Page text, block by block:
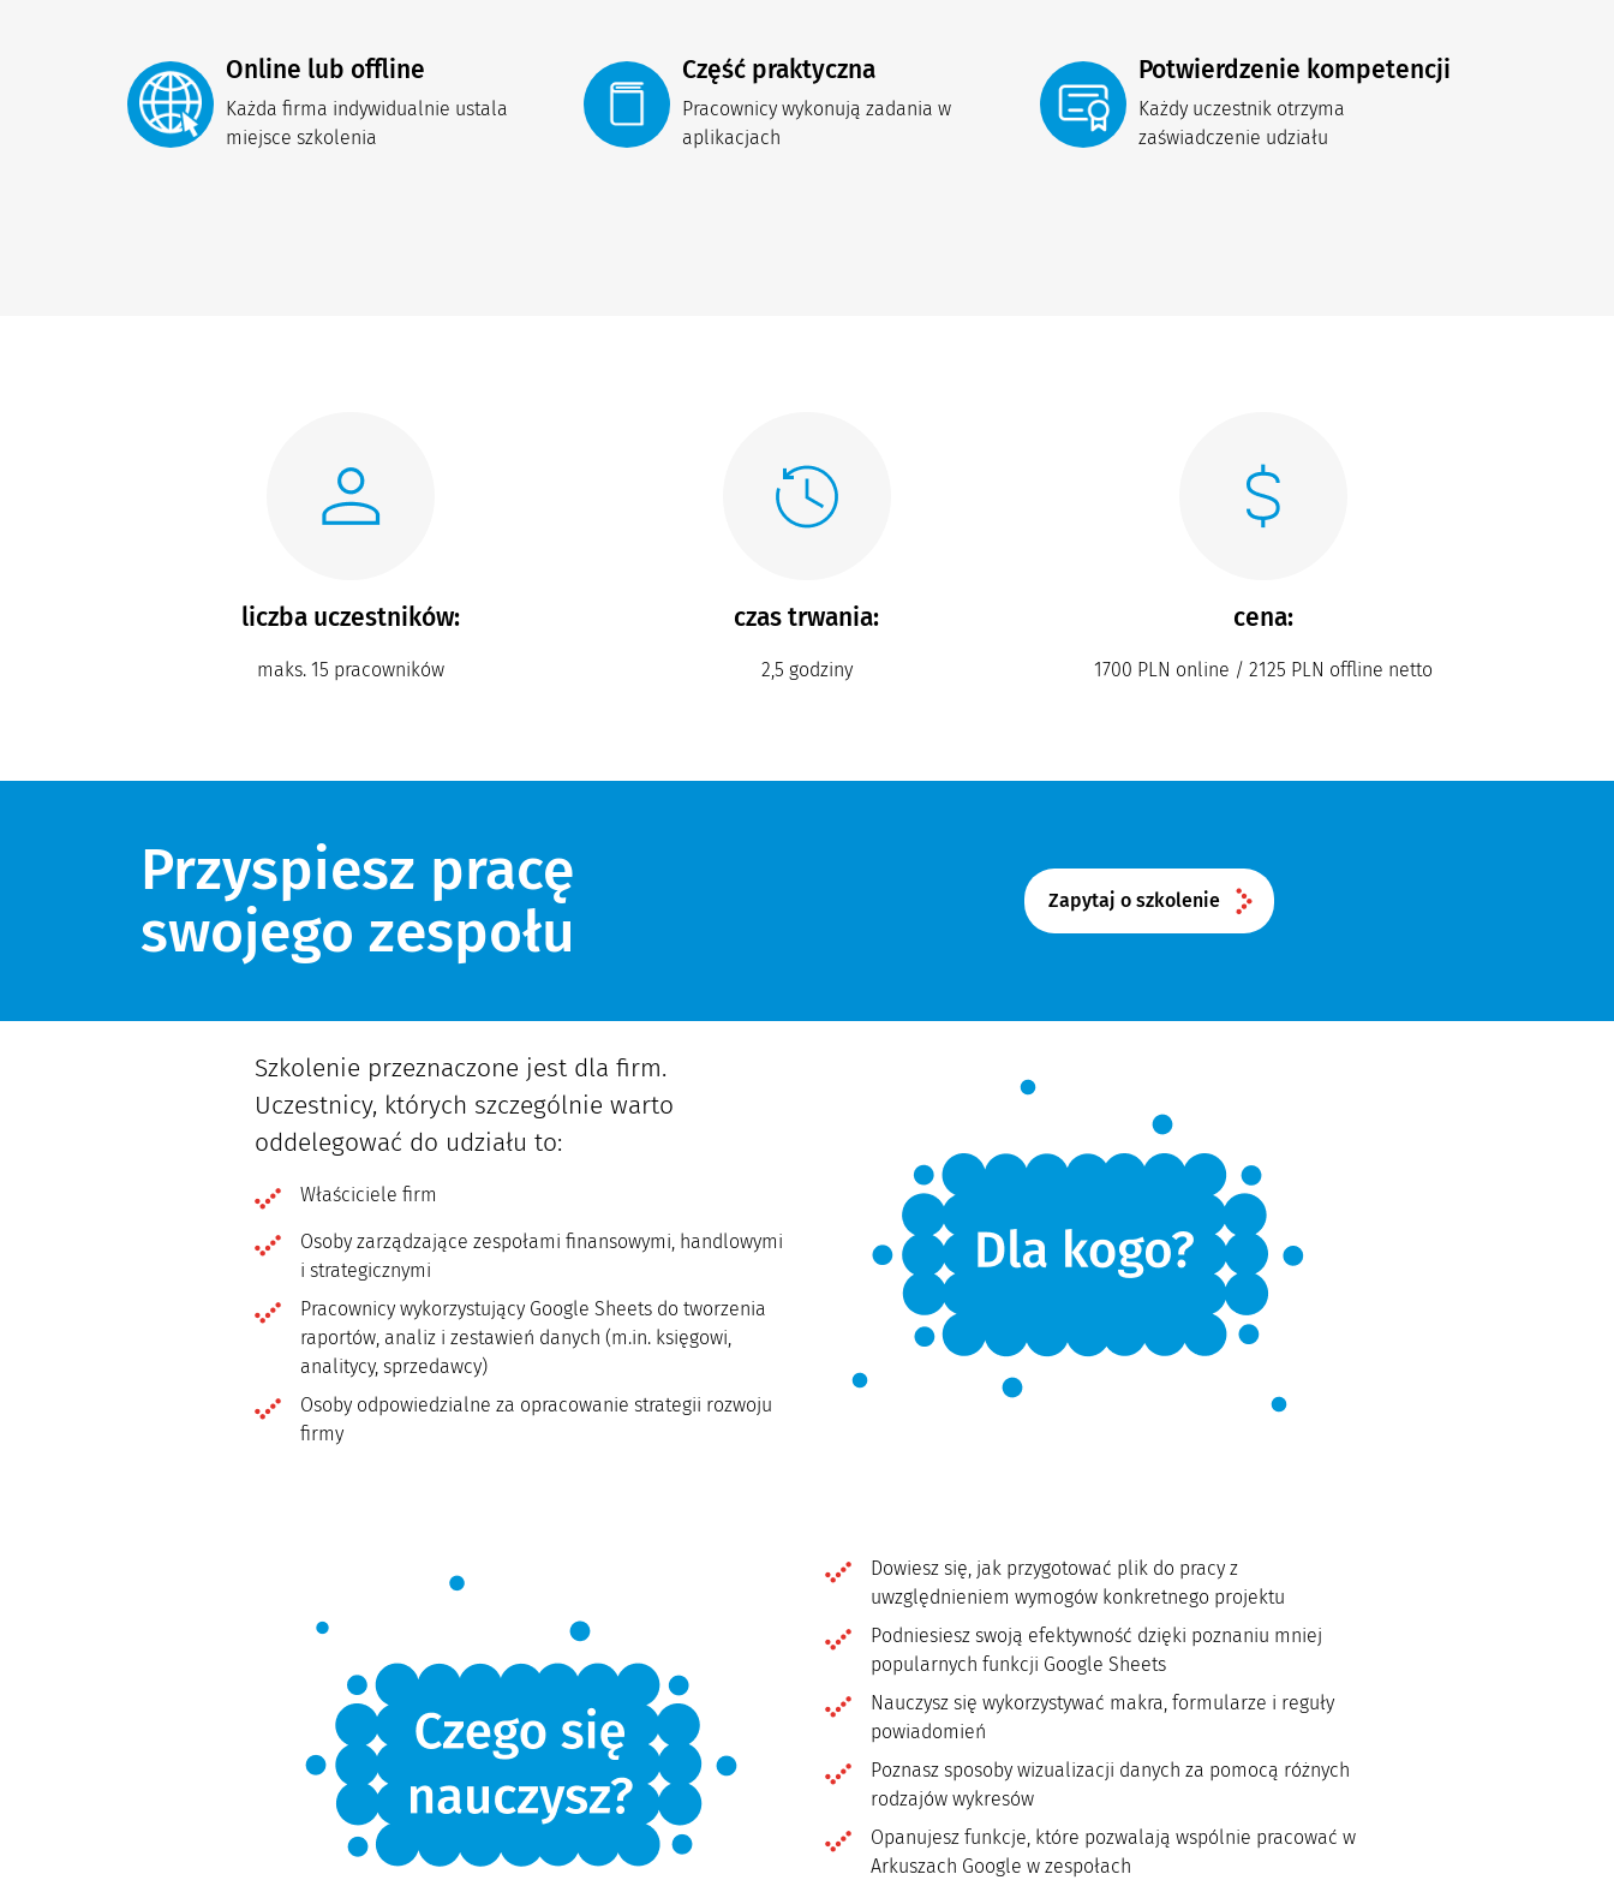
Online lub offline
Każda firma indywidualnie ustala
miejsce szkolenia
Część praktyczna
Pracownicy wykonują zadania w
aplikacjach
Potwierdzenie kompetencji
Każdy uczestnik otrzyma
zaświadczenie udziału
liczba uczestników:
maks. 15 pracowników
czas trwania:
2,5 godziny
cena:
1700 PLN online / 2125 PLN offline netto
Przyspiesz pracę
swojego zespołu
Zapytaj o szkolenie
Szkolenie przeznaczone jest dla firm.
Uczestnicy, których szczególnie warto
oddelegować do udziału to:
Właściciele firm
Osoby zarządzające zespołami finansowymi, handlowymi
i strategicznymi
Pracownicy wykorzystujący Google Sheets do tworzenia
raportów, analiz i zestawień danych (m.in. księgowi,
analitycy, sprzedawcy)
Osoby odpowiedzialne za opracowanie strategii rozwoju
firmy
Dowiesz się, jak przygotować plik do pracy z
uwzględnieniem wymogów konkretnego projektu
Podniesiesz swoją efektywność dzięki poznaniu mniej
popularnych funkcji Google Sheets
Nauczysz się wykorzystywać makra, formularze i reguły
powiadomień
Poznasz sposoby wizualizacji danych za pomocą różnych
rodzajów wykresów
Opanujesz funkcje, które pozwalają wspólnie pracować w
Arkuszach Google w zespołach